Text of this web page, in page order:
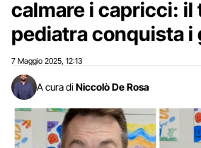
calmare i capricci: il
pediatra conquista i
7 Maggio 2025 12:13
A cura di Niccolò De Rosa